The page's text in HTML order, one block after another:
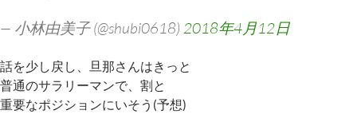
— 小林由美子 (@shubi0618) 2018年4月12日
話を少し戻し、旦那さんはきっと
普通のサラリーマンで、割と
重要なポジションにいそう(予想)